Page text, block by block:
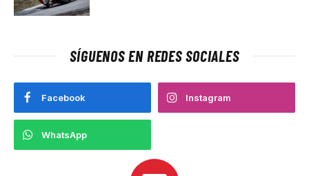
SÍGUENOS EN REDES SOCIALES
Facebook Instagram
WhatsApp